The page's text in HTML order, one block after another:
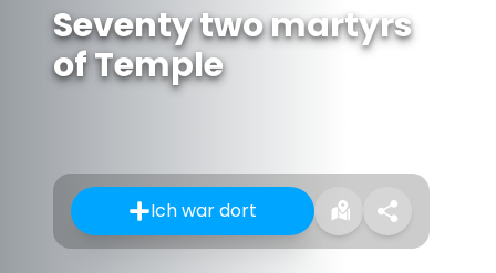
Seventy two martyrs
of Temple
Ich war dort